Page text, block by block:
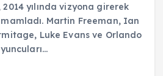
2014 yılında vizyona girerek
Martin Freeman, Ian
Luke Evans ve Orlando